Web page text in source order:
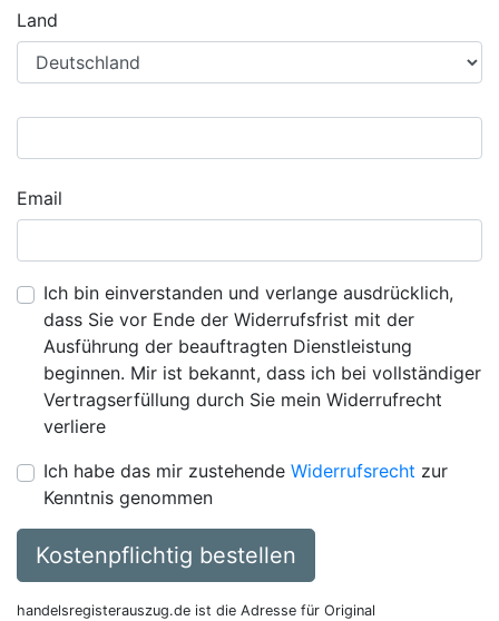
Land
Email
Ich bin einverstanden und verlange ausdrücklich,
dass Sie vor Ende der Widerrufsfrist mit der
Ausführung der beauftragten Dienstleistung
beginnen. Mir ist bekannt, dass ich bei vollständiger
Vertragserfüllung durch Sie mein Widerrufrecht
verliere
Ich habe das mir zustehende Widerrufsrecht zur
Kenntnis genommen
Kostenpflichtig bestellen
handelsregisterauszug.de ist die Adresse für Original